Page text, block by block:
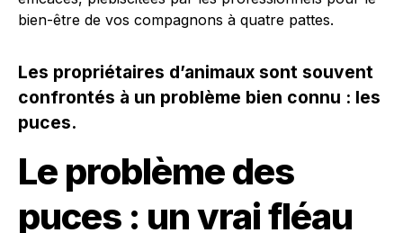
bien-être de vos compagnons à quatre pattes.
Les propriétaires d’animaux sont souvent
confrontés à un problème bien connu : les
puces.
Le problème des
puces : un vrai fléau